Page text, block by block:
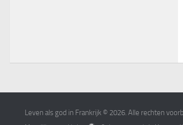
Leven als god in Frankrijk © 2026. Alle rechten